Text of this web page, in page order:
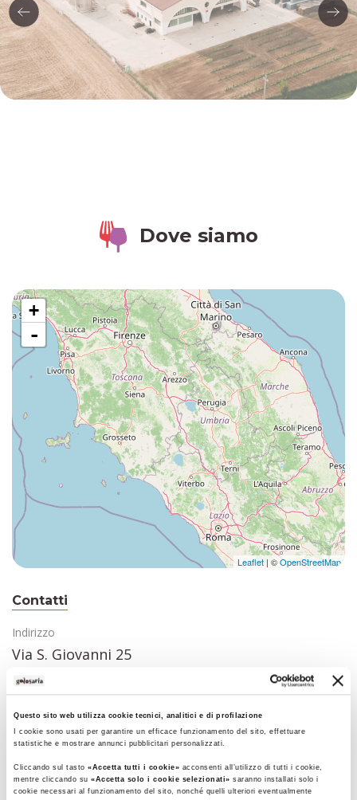
Questo sito web utilizza cookie tecnici, analitici e di profilazione
I cookie sono usati per garantire un efficace funzionamento del sito, effettuare
statistiche e mostrare annunci pubblicitari personalizzati.
Cliccando sul tasto«Accetta tutti i cookie» acconsenti all’utilizzo di tutti i cookie,
mentre cliccando su«Accetta solo i cookie selezionati»saranno installati solo i
cookie necessari al funzionamento del sito, nonché quelli ulteriori eventualmente
Dove siamo
+
-
Leaflet | ©OpenStreetMap
Contatti
Indirizzo
Via S. Giovanni 25
Gualtieri (Reggio-emilia)
Recapiti telefonici
Tel.0522828161
vai al sito